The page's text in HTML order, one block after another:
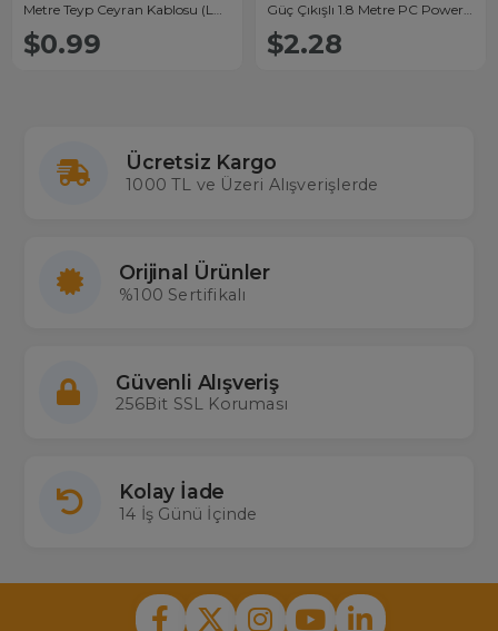
Metre Teyp Ceyran Kablosu (LG
TV'ler İçin)
$0.99
Güç Çıkışlı 1.8 Metre PC Power
Kablosu Dişi IEC C13 AC220V
Tek Priz
$2.28
Ücretsiz Kargo
1000 TL ve Üzeri Alışverişlerde
Orijinal Ürünler
%100 Sertifikalı
Güvenli Alışveriş
256Bit SSL Koruması
Kolay İade
14 İş Günü İçinde